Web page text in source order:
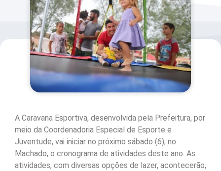
A Caravana Esportiva, desenvolvida pela Prefeitura, por
meio da Coordenadoria Especial de Esporte e
Juventude, vai iniciar no próximo sábado (6), no
Machado, o cronograma de atividades deste ano. As
atividades, com diversas opções de lazer, acontecerão,